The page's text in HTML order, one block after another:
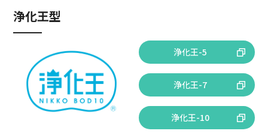
浄化王型
浄化王-5
浄化王-7
浄化王-10